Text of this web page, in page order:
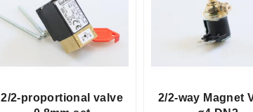
2/2-proportional valve
2/2-way Magnet